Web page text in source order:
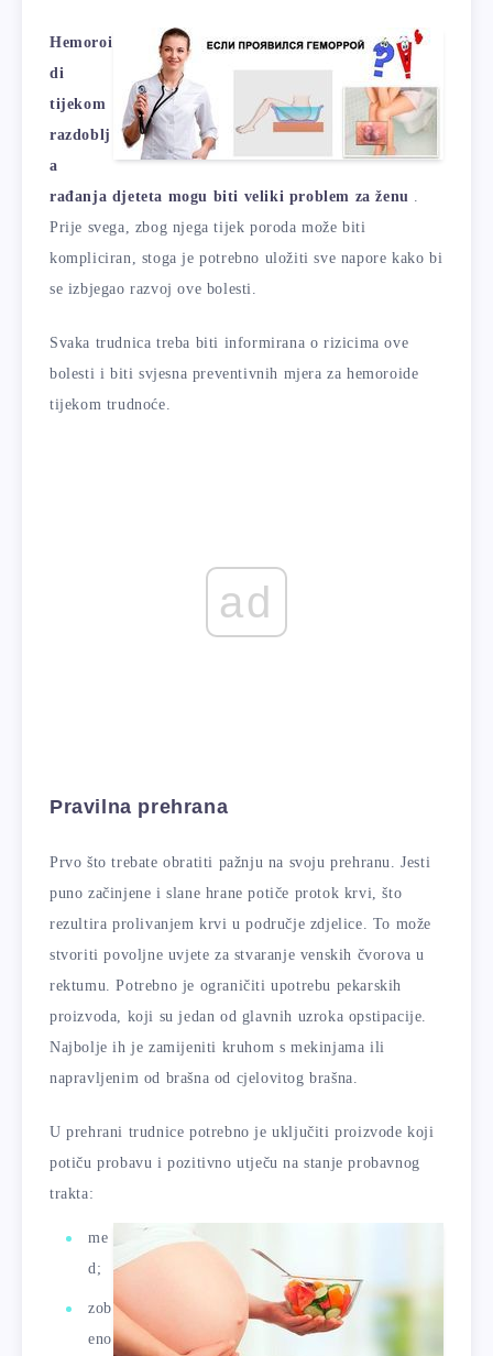
Hemoroi
di
tijekom
razdoblj
a
rađanja djeteta mogu biti veliki problem za ženu .
Prije svega, zbog njega tijek poroda može biti
kompliciran, stoga je potrebno uložiti sve napore kako bi
se izbjegao razvoj ove bolesti.
Svaka trudnica treba biti informirana o rizicima ove
bolesti i biti svjesna preventivnih mjera za hemoroide
tijekom trudnoće.
ad
Pravilna prehrana
Prvo što trebate obratiti pažnju na svoju prehranu. Jesti
puno začinjene i slane hrane potiče protok krvi, što
rezultira prolivanjem krvi u područje zdjelice. To može
stvoriti povoljne uvjete za stvaranje venskih čvorova u
rektumu. Potrebno je ograničiti upotrebu pekarskih
proizvoda, koji su jedan od glavnih uzroka opstipacije.
Najbolje ih je zamijeniti kruhom s mekinjama ili
napravljenim od brašna od cjelovitog brašna.
U prehrani trudnice potrebno je uključiti proizvode koji
potiču probavu i pozitivno utječu na stanje probavnog
trakta:
me
d;
zob
eno